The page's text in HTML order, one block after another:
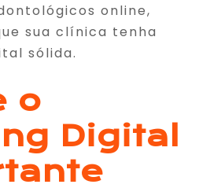
online,
sua clínica tenha
sólida.
o
Digital